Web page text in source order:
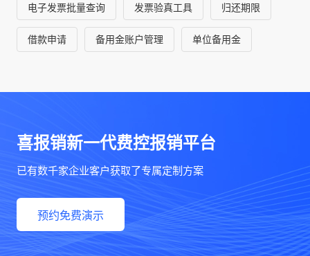
电子发票批量查询 发票验真工具 归还期限
借款申请 备用金账户管理 单位备用金
喜报销新一代费控报销平台
已有数千家企业客户获取了专属定制方案
预约免费演示